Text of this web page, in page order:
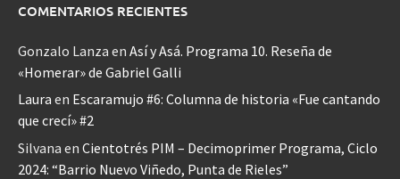
COMENTARIOS RECIENTES
Gonzalo Lanza en Así y Asá. Programa 10. Reseña de
«Homerar» de Gabriel Galli
Laura en Escaramujo #6: Columna de historia «Fue cantando
que crecí» #2
Silvana en Cientotrés PIM – Decimoprimer Programa, Ciclo
2024: “Barrio Nuevo Viñedo, Punta de Rieles”